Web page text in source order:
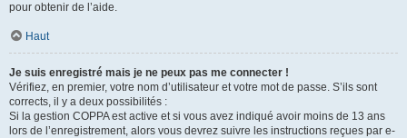
pour obtenir de l’aide.
Haut
Je suis enregistré mais je ne peux pas me connecter !
Vérifiez, en premier, votre nom d’utilisateur et votre mot de passe. S’ils sont
corrects, il y a deux possibilités :
Si la gestion COPPA est active et si vous avez indiqué avoir moins de 13 ans
lors de l’enregistrement, alors vous devrez suivre les instructions reçues par e-